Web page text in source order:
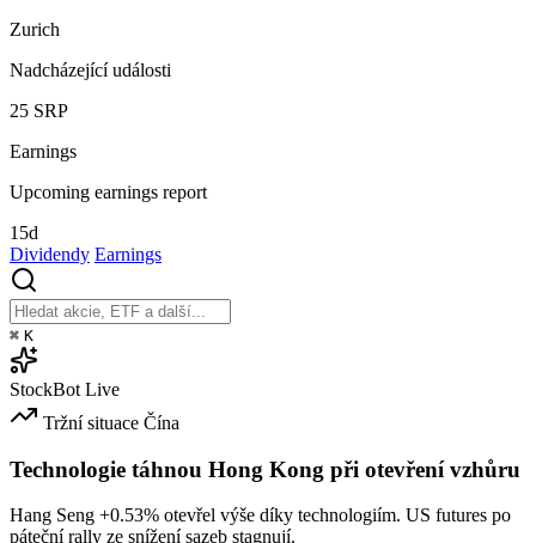
Zurich
Nadcházející události
25 SRP
Earnings
Upcoming earnings report
15d
Dividendy Earnings
⌘ K
StockBot Live
Tržní situace Čína
Technologie táhnou Hong Kong při otevření vzhůru
Hang Seng +0.53% otevřel výše díky technologiím. US futures po
páteční rally ze snížení sazeb stagnují.